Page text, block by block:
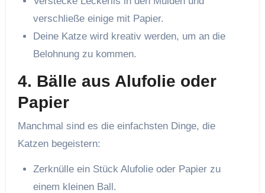
verschließe einige mit Papier.
Deine Katze wird kreativ werden, um an die
Belohnung zu kommen.
4. Bälle aus Alufolie oder
Papier
Manchmal sind es die einfachsten Dinge, die
Katzen begeistern:
Zerknülle ein Stück Alufolie oder Papier zu
einem kleinen Ball.